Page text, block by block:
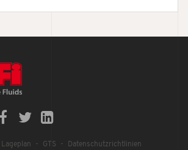
Lageplan GTS Datenschutzrichtlinien